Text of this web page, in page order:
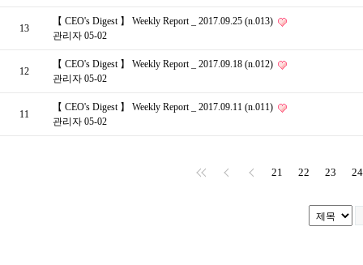
13
【 CEO's Digest 】 Weekly Report _ 2017.09.25 (n.013)
관리자 05-02
12
【 CEO's Digest 】 Weekly Report _ 2017.09.18 (n.012)
관리자 05-02
11
【 CEO's Digest 】 Weekly Report _ 2017.09.11 (n.011)
관리자 05-02
21 22 23 24